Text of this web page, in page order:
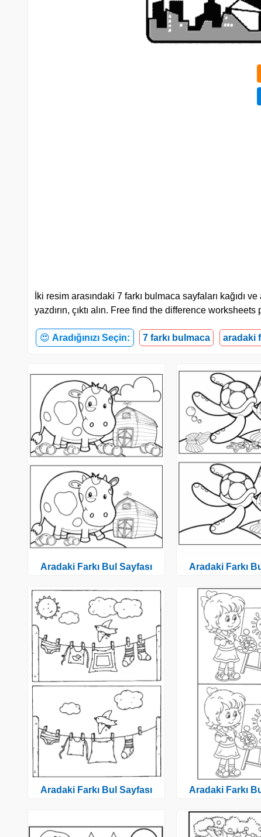
İki resim arasındaki 7 farkı bulmaca sayfaları kağıdı
yazdırın, çıktı alın. Free find the difference worksheets
😍 Aradığınızı Seçin: 7 farkı bulmaca aradaki
Aradaki Farkı Bul Sayfası
Aradaki Farkı Bul Sayfası
Aradaki Farkı
Aradaki Farkı